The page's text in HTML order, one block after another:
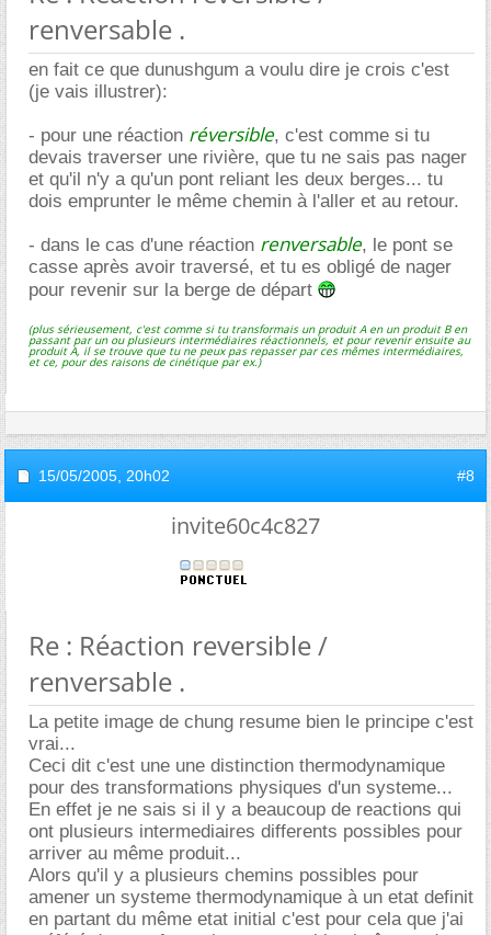
renversable .
en fait ce que dunushgum a voulu dire je crois c'est
(je vais illustrer):
- pour une réaction réversible, c'est comme si tu
devais traverser une rivière, que tu ne sais pas nager
et qu'il n'y a qu'un pont reliant les deux berges... tu
dois emprunter le même chemin à l'aller et au retour.
- dans le cas d'une réaction renversable, le pont se
casse après avoir traversé, et tu es obligé de nager
pour revenir sur la berge de départ
(plus sérieusement, c'est comme si tu transformais un produit A en un produit B en
passant par un ou plusieurs intermédiaires réactionnels, et pour revenir ensuite au
produit A, il se trouve que tu ne peux pas repasser par ces mêmes intermédiaires,
et ce, pour des raisons de cinétique par ex.)
15/05/2005, 20h02 #8
invite60c4c827
Re : Réaction reversible /
renversable .
La petite image de chung resume bien le principe c'est
vrai...
Ceci dit c'est une une distinction thermodynamique
pour des transformations physiques d'un systeme...
En effet je ne sais si il y a beaucoup de reactions qui
ont plusieurs intermediaires differents possibles pour
arriver au même produit...
Alors qu'il y a plusieurs chemins possibles pour
amener un systeme thermodynamique à un etat definit
en partant du même etat initial c'est pour cela que j'ai